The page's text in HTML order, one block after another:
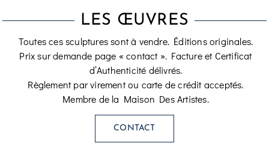
LES ŒUVRES
Toutes ces sculptures sont à vendre. Éditions originales.
Prix sur demande page « contact ». Facture et Certificat
d’Authenticité délivrés.
Règlement par virement ou carte de crédit acceptés.
Membre de la Maison Des Artistes.
CONTACT